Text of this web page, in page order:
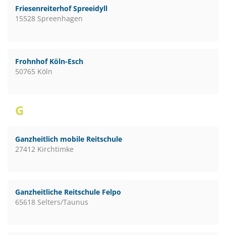
Friesenreiterhof Spreeidyll
15528 Spreenhagen
Frohnhof Köln-Esch
50765 Köln
G
Ganzheitlich mobile Reitschule
27412 Kirchtimke
Ganzheitliche Reitschule Felpo
65618 Selters/Taunus